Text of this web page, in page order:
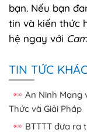
bạn. Nếu bạn
tin và kiến thức
hệ ngay với
TIN TỨC
An Ninh Mạng
Thức và Giải Pháp
BTTTT đưa ra